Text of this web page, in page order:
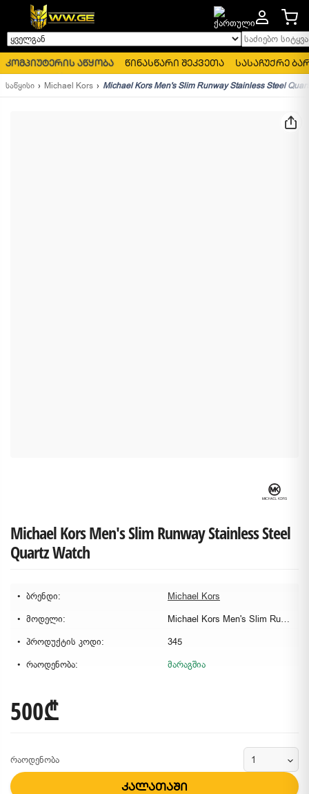
ყველგან საძიებო
კომპიუტერის აწყობა წინასწარი შეკვეთა სასაჩუქრე
საწყისი Michael Kors Michael Kors Men's Slim Runway Stainless Steel
Michael Kors Men's Slim Runway Stainless Steel
Quartz Watch
ბრენდი:
Michael Kors
მოდელი:
Michael Kors Men's Slim Runway Stainless Steel Quartz Watch
პროდუქტის კოდი:
345
რაოდენობა:
მარაგშია
500₾
რაოდენობა
კალათაში